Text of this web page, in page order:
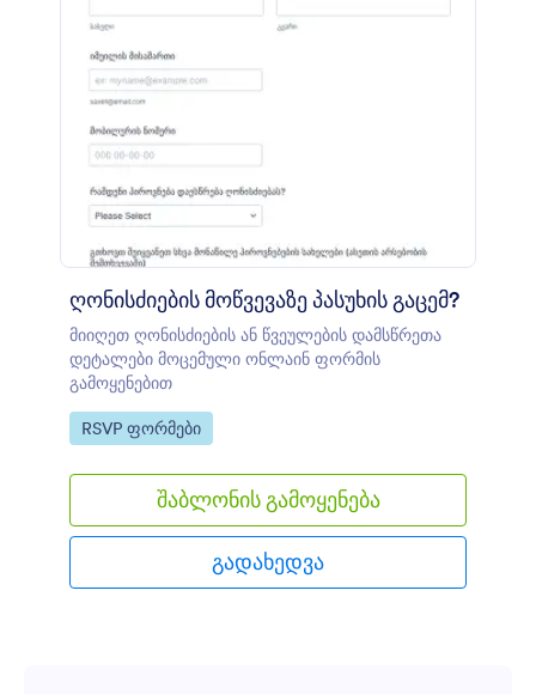
ღონისძიების მოწვევაზე პასუხის გაცემ?
მიიღეთ ღონისძიების ან წვეულების დამსწრეთა
დეტალები მოცემული ონლაინ ფორმის
გამოყენებით
Go to Category:
RSVP ფორმები
შაბლონის გამოყენება
გადახედვა